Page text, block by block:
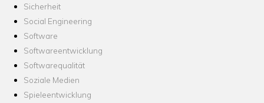
Sicherheit
Social Engineering
Software
Softwareentwicklung
Softwarequalität
Soziale Medien
Spieleentwicklung